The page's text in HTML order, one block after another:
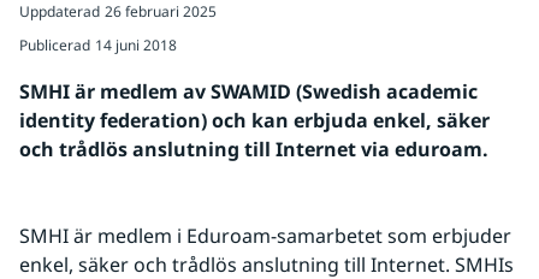
Uppdaterad 26 februari 2025
Publicerad 14 juni 2018
SMHI är medlem av SWAMID (Swedish academic
identity federation) och kan erbjuda enkel, säker
och trådlös anslutning till Internet via eduroam.
SMHI är medlem i Eduroam-samarbetet som erbjuder
enkel, säker och trådlös anslutning till Internet. SMHIs